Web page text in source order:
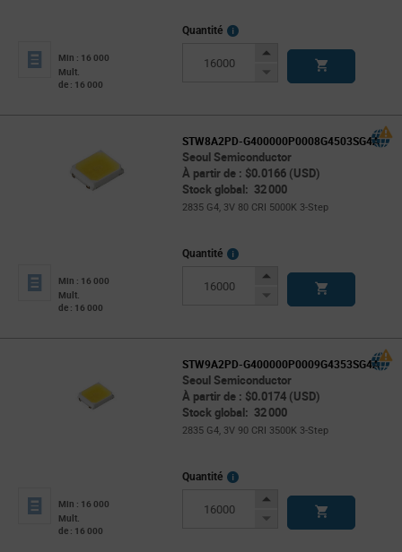
Min : 16 000
Mult.
de : 16 000
Quantité
More
Increase
Decrease
STW8A2PD-G400000P0008G4503SG4A
Seoul Semiconductor
À partir de : $0.0166 (USD)
Stock global: 32 000
2835 G4, 3V 80 CRI 5000K 3-Step
Min : 16 000
Mult.
de : 16 000
Quantité
More
Increase
Decrease
STW9A2PD-G400000P0009G4353SG4A
Seoul Semiconductor
À partir de : $0.0174 (USD)
Stock global: 32 000
2835 G4, 3V 90 CRI 3500K 3-Step
Min : 16 000
Mult.
de : 16 000
Quantité
More
Increase
Decrease